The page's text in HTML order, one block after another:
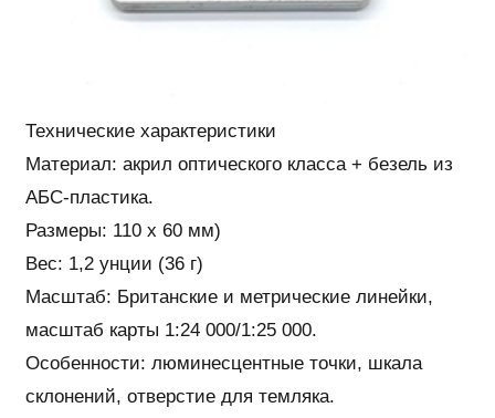
Технические характеристики
Материал: акрил оптического класса + безель из
АБС-пластика.
Размеры: 110 х 60 мм)
Вес: 1,2 унции (36 г)
Масштаб: Британские и метрические линейки,
масштаб карты 1:24 000/1:25 000.
Особенности: люминесцентные точки, шкала
склонений, отверстие для темляка.